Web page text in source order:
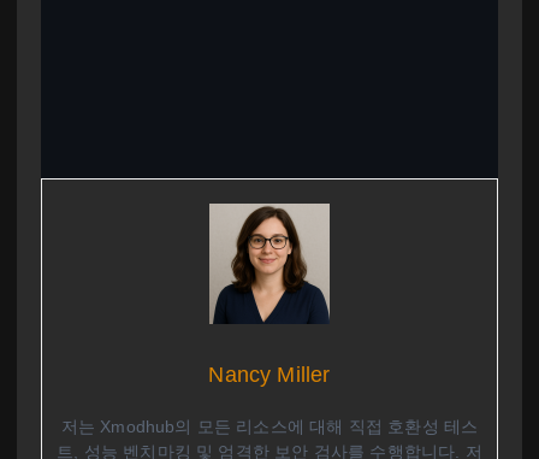
Nancy Miller
저는 Xmodhub의 모든 리소스에 대해 직접 호환성 테스
트, 성능 벤치마킹 및 엄격한 보안 검사를 수행합니다. 저